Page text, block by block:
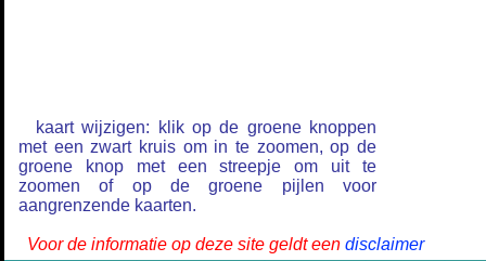
kaart wijzigen: klik op de groene knoppen
met een zwart kruis om in te zoomen, op de
groene knop met een streepje om uit te
zoomen of op de groene pijlen voor
aangrenzende kaarten.
Voor de informatie op deze site geldt een disclaimer